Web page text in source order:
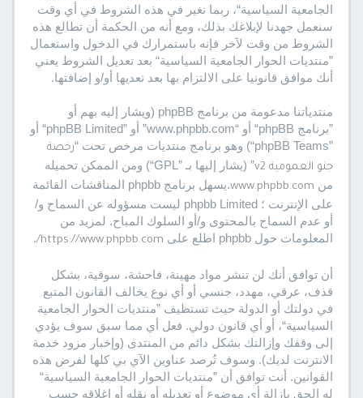
الجامعية السياسية“، ربما نغير في هذه الشروط في أي وقت
سنعمل جهدنا لإبلاغك بذلك، ومع أنه من الحكمة أن تطالع هذه
الشروط من وقت لآخر فإنه باستمرارك في الدخول واستعمال
”منتديات الحوار الجامعية السياسية“ بعد تعديل الشروط يعني
أنك موافق قانونيا على الالتزام بها بعد تعديها أو/و إضافتها.
منتدياتنا مدعومة من برنامج phpBB (ويشار إليه بهم أو
”برنامج phpBB“ أو “www.phpbb.com” أو ”phpBB Limited“ أو
”phpBB Teams“) وهو برنامج منتديات مرخص تحت “
رخصة
جنو العمومية v2
” (يشار إليها بـ ”GPL“) ومن الممكن تحميله
من www.phpbb.com
.يسهل برنامج phpbb المناقشات القائمة
على الإنترنت ؛ phpbb Limited ليست مسؤوله عن السماح و/
أو عدم السماح بالمحتوى و/أو السلوك المباح. لمزيد من
المعلومات حول phpbb اطلع على
https://www.phpbb.com/
.
أن توافق أنك لن تنشر مواد مهينة، فاحشة، سوقية، بشكل
قذف، عرقي، مهدد، جنسي أو أي نوع يخالف القانون المتبع
في دولتك أو الدولة حيث تستظيف ”منتديات الحوار الجامعية
السياسية“، أو أي قانون دولي. فعل أي مما سبق سوف يؤدي
إلى وقفك وإزالتك بشكل دائم من المنتدى (وإخبار مزود خدمة
الانترنت لديك). وسوف تُرصد عناوين الآي بي كلها لفرض هذه
القوانين. أنت توافق أن ”منتديات الحوار الجامعية السياسية“
له الحق بإزالة أي موضوع أو تعديله أو نقله أو إغلاقه حسب